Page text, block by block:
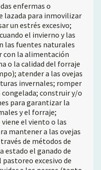
enfermas o
lazada para inmovilizar
un estrés excesivo;
el invierno y las
las fuentes naturales
con la alimentación
o la calidad del forraje
atender a las ovejas
invernales; romper
construir y/o
para garantizar la
y el forraje;
el viento o las
mantener a las ovejas
de métodos de
estado el ganado de
excesivo de